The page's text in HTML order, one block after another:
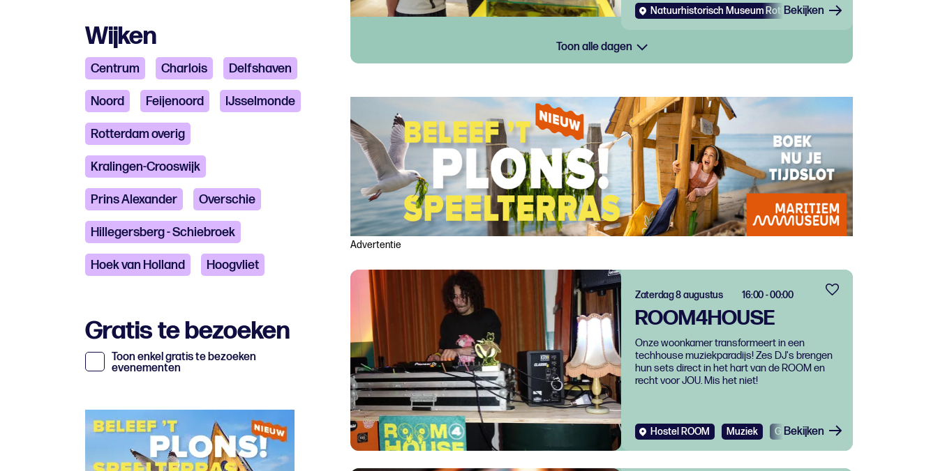
Wijken
Centrum Charlois Delfshaven
Noord Feijenoord IJsselmonde
Rotterdam overig
Kralingen-Crooswijk
Prins Alexander Overschie
Hillegersberg - Schiebroek
Hoek van Holland Hoogvliet
Gratis te bezoeken
Toon enkel gratis te bezoeken
evenementen
Natuurhistorisch Museum Rotterdam Evenementen
Bekijken
Toon alle dagen
Advertentie
ROOM4HOUSE
Zaterdag 8 augustus 16:00 - 00:00
Onze woonkamer transformeert in een
techhouse muziekparadijs! Zes DJ's brengen
hun sets direct in het hart van de ROOM en
recht voor JOU. Mis het niet!
Hostel ROOM Muziek Gratis Dance
Bekijken